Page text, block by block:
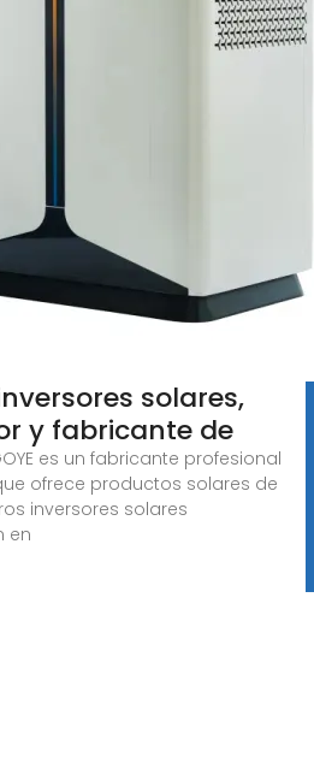
solares,
y fabricante de
es un fabricante profesional
ofrece productos solares de
inversores solares
en